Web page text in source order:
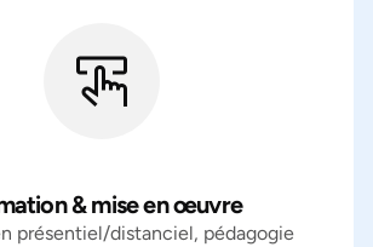
& mise en œuvre
présentiel/distanciel, pédagogie